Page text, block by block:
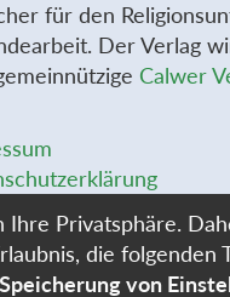
für den
Der Verlag
Calwer
Ihre Privatsphäre.
die folgenden
Speicherung von